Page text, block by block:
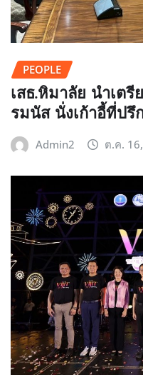
PEOPLE
เสธ.หิมาลัย นำเต
รมนัส นั่งเก้าอี้ที่ปรึ
Admin2 ต.ค.